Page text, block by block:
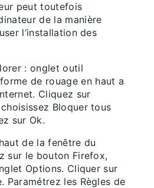
peut toutefois
de la manière
l’installation des
: onglet outil
de rouage en haut a
Cliquez sur
Bloquer tous
sur Ok.
de la fenêtre du
sur le bouton Firefox,
Options. Cliquer sur
Paramétrez les Règles de